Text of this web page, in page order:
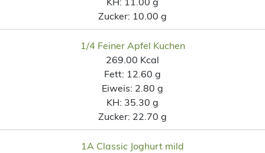
Zucker: 10.00 g
1/4 Feiner Apfel Kuchen
269.00 Kcal
Fett: 12.60 g
Eiweis: 2.80 g
KH: 35.30 g
Zucker: 22.70 g
1A Classic Joghurt mild